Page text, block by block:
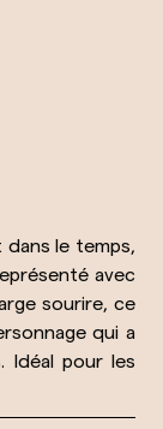
dans le temps,
avec
sourire, ce
qui a
Idéal pour les